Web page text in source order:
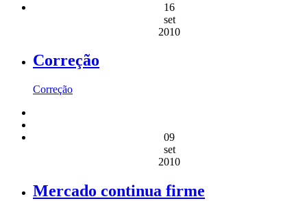
16
set
2010
Correção
Correção
09
set
2010
Mercado continua firme